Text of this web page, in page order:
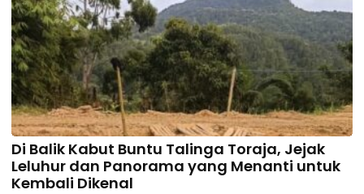
Di Balik Kabut Buntu Talinga Toraja, Jejak
Leluhur dan Panorama yang Menanti untuk
Kembali Dikenal